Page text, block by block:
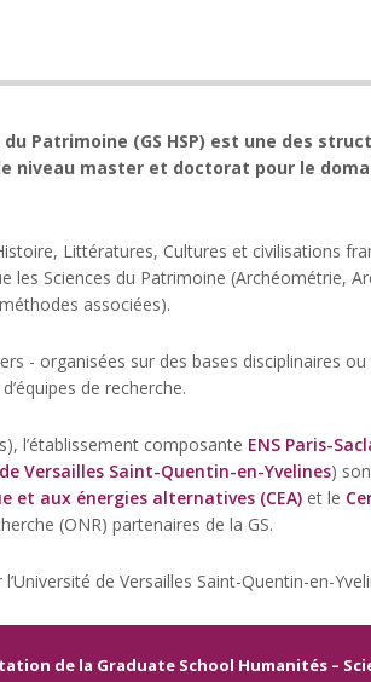
Patrimoine (GS HSP) est une des
niveau master et doctorat pour le
Littératures, Cultures et civilisations
les Sciences du Patrimoine (Archéométrie,
associées).
- organisées sur des bases disciplinaires ou
de recherche.
l’établissement composante ENS Paris-
Versailles Saint-Quentin-en-Yvelines)
et aux énergies alternatives (CEA) et le
(ONR) partenaires de la GS.
de Versailles Saint-Quentin-en-
de la Graduate School Humanités –